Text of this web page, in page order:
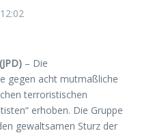
12:02
– Die
gegen acht mutmaßliche
terroristischen
erhoben. Die Gruppe
gewaltsamen Sturz der